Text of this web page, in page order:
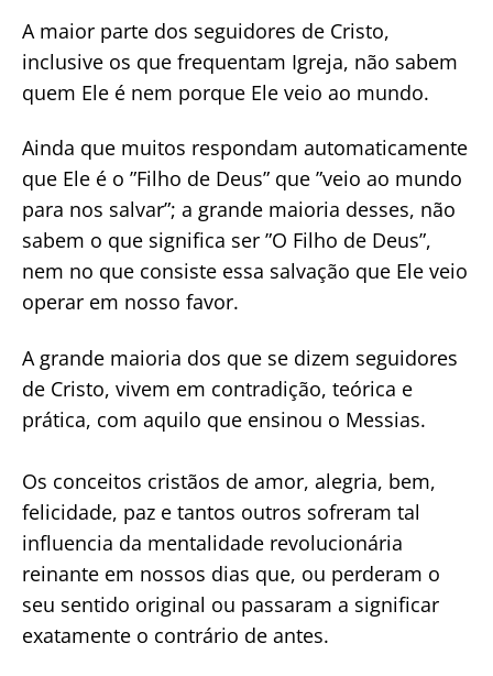
A maior parte dos seguidores de Cristo,
inclusive os que frequentam Igreja, não sabem
quem Ele é nem porque Ele veio ao mundo.
Ainda que muitos respondam automaticamente
que Ele é o ”Filho de Deus” que ”veio ao mundo
para nos salvar”; a grande maioria desses, não
sabem o que significa ser ”O Filho de Deus”,
nem no que consiste essa salvação que Ele veio
operar em nosso favor.
A grande maioria dos que se dizem seguidores
de Cristo, vivem em contradição, teórica e
prática, com aquilo que ensinou o Messias.
Os conceitos cristãos de amor, alegria, bem,
felicidade, paz e tantos outros sofreram tal
influencia da mentalidade revolucionária
reinante em nossos dias que, ou perderam o
seu sentido original ou passaram a significar
exatamente o contrário de antes.